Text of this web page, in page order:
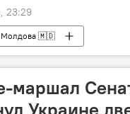
23:29
Молдова 🇲🇩
маршал